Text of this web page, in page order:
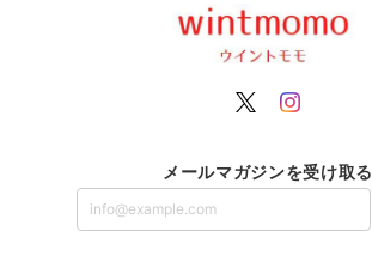
メールマガジンを受け取る